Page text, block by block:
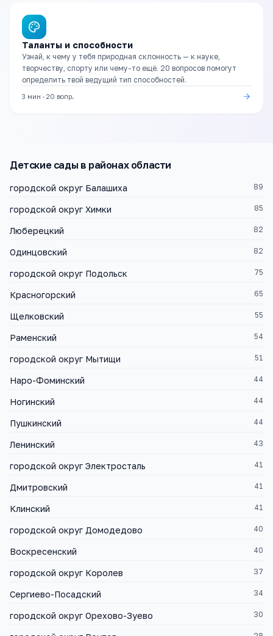
Таланты и способности
Узнай, к чему у тебя природная склонность — к науке,
творчеству, спорту или чему-то ещё. 20 вопросов помогут
определить твой ведущий тип способностей.
3 мин · 20 вопр.
Детские сады в районах области
городской округ Балашиха 89
городской округ Химки 85
Люберецкий 82
Одинцовский 82
городской округ Подольск 75
Красногорский 65
Щелковский 55
Раменский 54
городской округ Мытищи 51
Наро-Фоминский 44
Ногинский 44
Пушкинский 44
Ленинский 43
городской округ Электросталь 41
Дмитровский 41
Клинский 41
городской округ Домодедово 40
Воскресенский 40
городской округ Королев 37
Сергиево-Посадский 34
городской округ Орехово-Зуево 30